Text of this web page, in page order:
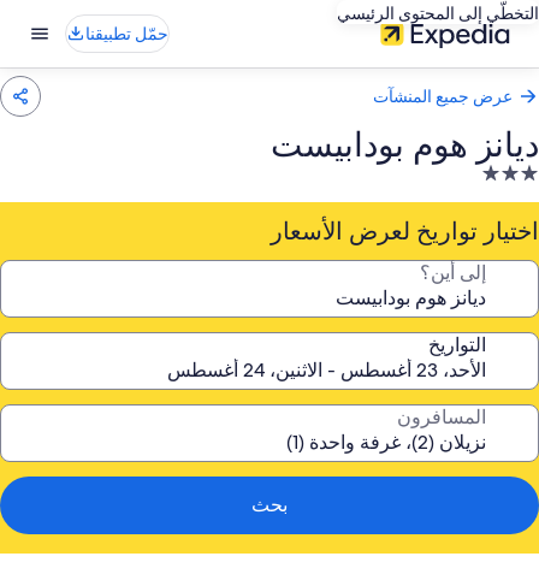
التخطّي إلى المحتوى الرئيسي
حمّل تطبيقنا
عرض جميع المنشآت
ديانز هوم بودابيست
منشأة
فندقية
مصنفة
3.0
اختيار تواريخ لعرض الأسعار
إلى أين؟
التواريخ
المسافرون
بحث